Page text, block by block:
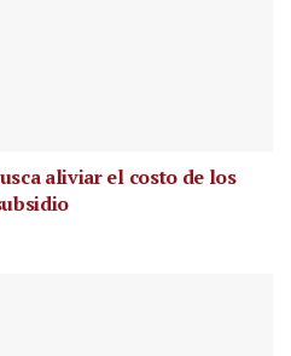
aliviar el costo de los